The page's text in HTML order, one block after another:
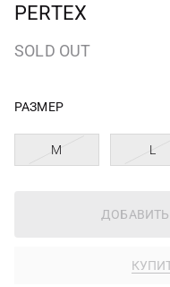
PERTEX
SOLD OUT
РАЗМЕР
M L